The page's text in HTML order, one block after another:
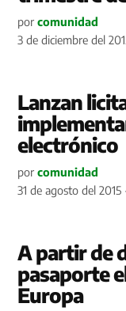
por comunidad
3 de diciembre del
Lanzan
electrónico
por comunidad
31 de agosto del 2015
A partir de
pasaporte
Europa